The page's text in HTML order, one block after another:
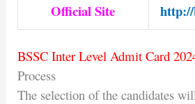
Official Site http://
BSSC Inter Level Admit Card
Process
The selection of the candidates